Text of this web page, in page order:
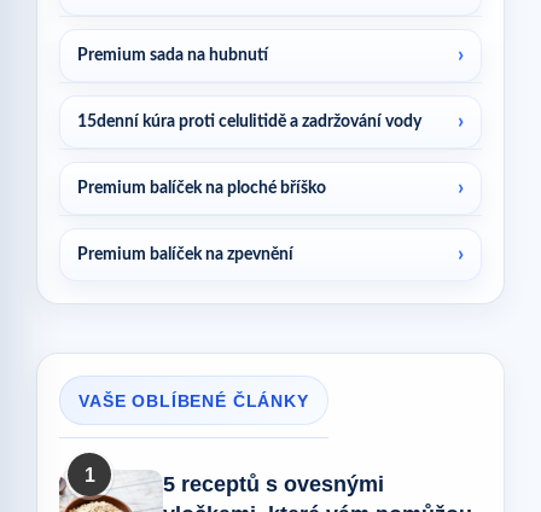
Premium sada na hubnutí
15denní kúra proti celulitidě a zadržování vody
Premium balíček na ploché bříško
Premium balíček na zpevnění
VAŠE OBLÍBENÉ ČLÁNKY
1
5 receptů s ovesnými